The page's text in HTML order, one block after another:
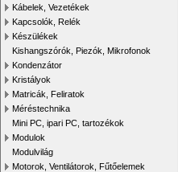
Kábelek, Vezetékek
Kapcsolók, Relék
Készülékek
Kishangszórók, Piezók, Mikrofonok
Kondenzátor
Kristályok
Matricák, Feliratok
Méréstechnika
Mini PC, ipari PC, tartozékok
Modulok
Modulvilág
Motorok, Ventilátorok, Fűtőelemek